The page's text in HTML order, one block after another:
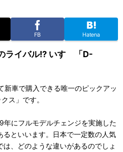
FB Hatena
ライバル!? いすゞ「D-
車で購入できる唯一のピックアッ
ス」です。
にフルモデルチェンジを実施した
るといいます。日本で一定数の人気
、どのような違いがあるのでしょ